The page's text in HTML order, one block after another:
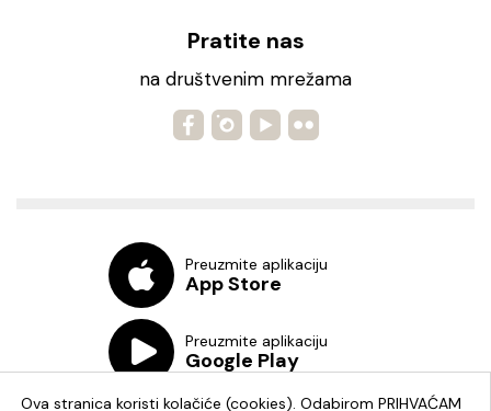
Pratite nas
na društvenim mrežama
Preuzmite aplikaciju
App Store
Preuzmite aplikaciju
Google Play
Ova stranica koristi kolačiće (cookies). Odabirom PRIHVAĆAM